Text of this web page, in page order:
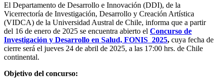
El Departamento de Desarrollo e Innovación (DDI), de la
Vicerrectoría de Investigación, Desarrollo y Creación Artística
(VIDCA) de la Universidad Austral de Chile, informa que a partir
del 16 de enero de 2025 se encuentra abierto el Concurso de
Investigación y Desarrollo en Salud, FONIS 2025, cuya fecha de
cierre será el jueves 24 de abril de 2025, a las 17:00 hrs. de Chile
continental.
Objetivo del concurso: